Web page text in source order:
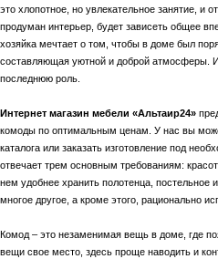
это хлопотное, но увлекательное занятие, и
продуман интерьер, будет зависеть общее
хозяйка мечтает о том, чтобы в доме был
составляющая уютной и доброй атмосферы.
последнюю роль.
Интернет магазин мебели «Альтаир24»
комоды по оптимальным ценам. У нас вы
каталога или заказать изготовление под
отвечает трем основным требованиям:
нем удобнее хранить полотенца, постельное
многое другое, а кроме этого, рационально
Комод – это незаменимая вещь в доме, где
вещи свое место, здесь проще наводить и